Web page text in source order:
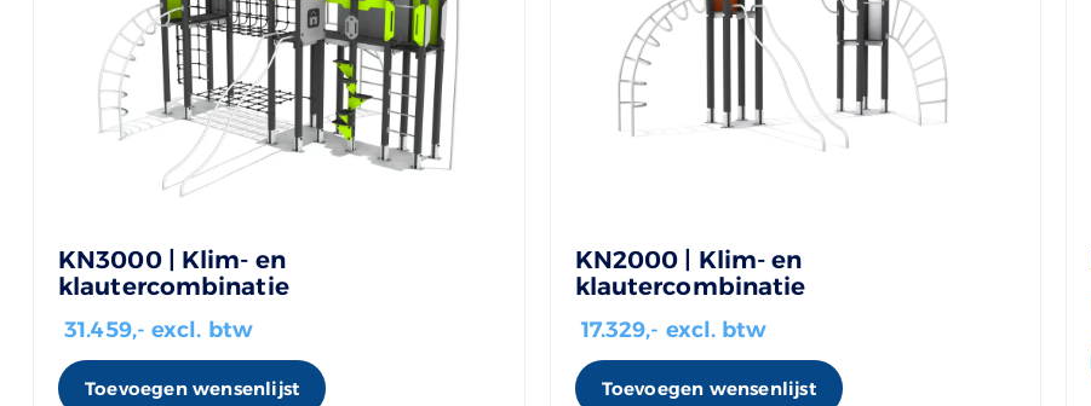
KN3000 | Klim- en
klautercombinatie
31.459,- excl. btw
Toevoegen wensenlijst
KN2000 | Klim- en
klautercombinatie
17.329,- excl. btw
Toevoegen wensenlijst